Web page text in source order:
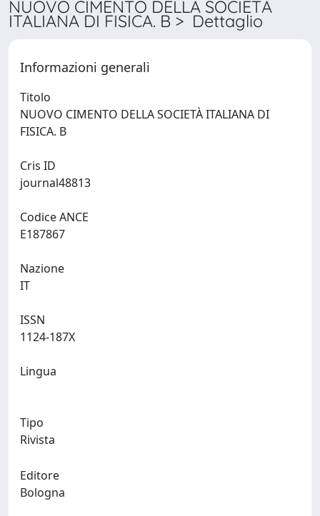
NUOVO CIMENTO DELLA SOCIETÀ
ITALIANA DI FISICA. B > Dettaglio
Informazioni generali
Titolo
NUOVO CIMENTO DELLA SOCIETÀ ITALIANA DI
Cris ID
Codice ANCE
Nazione
ISSN
Lingua
Tipo
Rivista
Editore